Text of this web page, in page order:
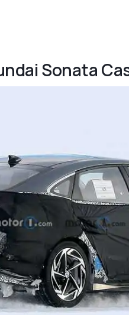
Sonata